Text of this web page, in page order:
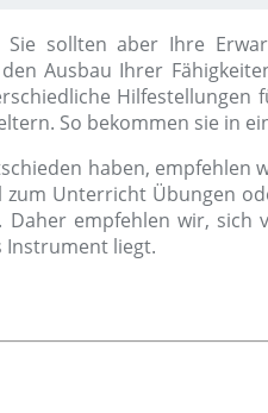
sollten aber Ihre
Ausbau Ihrer
So bekommen sie in
haben,
Unterricht Übungen
empfehlen wir,
Instrument liegt.